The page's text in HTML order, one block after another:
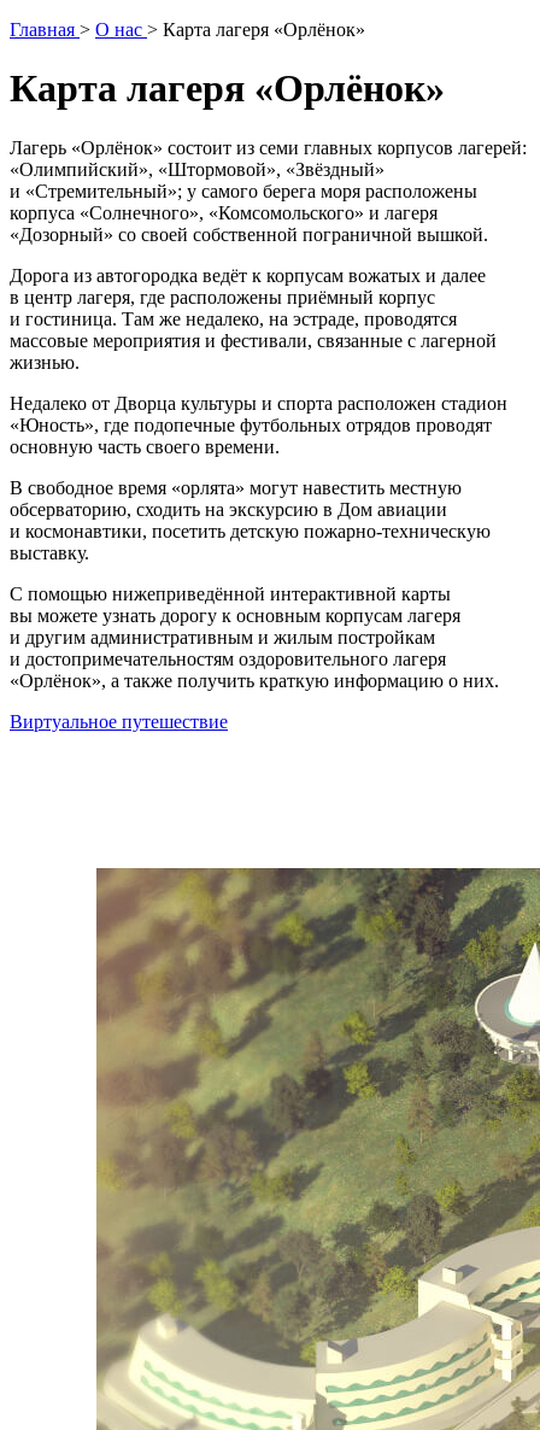
Главная > О нас > Карта лагеря «Орлёнок»
Карта лагеря «Орлёнок»
Лагерь «Орлёнок» состоит из семи главных корпусов лагерей:
«Олимпийский», «Штормовой», «Звёздный»
и «Стремительный»; у самого берега моря расположены
корпуса «Солнечного», «Комсомольского» и лагеря
«Дозорный» со своей собственной пограничной вышкой.
Дорога из автогородка ведёт к корпусам вожатых и далее
в центр лагеря, где расположены приёмный корпус
и гостиница. Там же недалеко, на эстраде, проводятся
массовые мероприятия и фестивали, связанные с лагерной
жизнью.
Недалеко от Дворца культуры и спорта расположен стадион
«Юность», где подопечные футбольных отрядов проводят
основную часть своего времени.
В свободное время «орлята» могут навестить местную
обсерваторию, сходить на экскурсию в Дом авиации
и космонавтики, посетить детскую пожарно-техническую
выставку.
С помощью нижеприведённой интерактивной карты
вы можете узнать дорогу к основным корпусам лагеря
и другим административным и жилым постройкам
и достопримечательностям оздоровительного лагеря
«Орлёнок», а также получить краткую информацию о них.
Виртуальное путешествие